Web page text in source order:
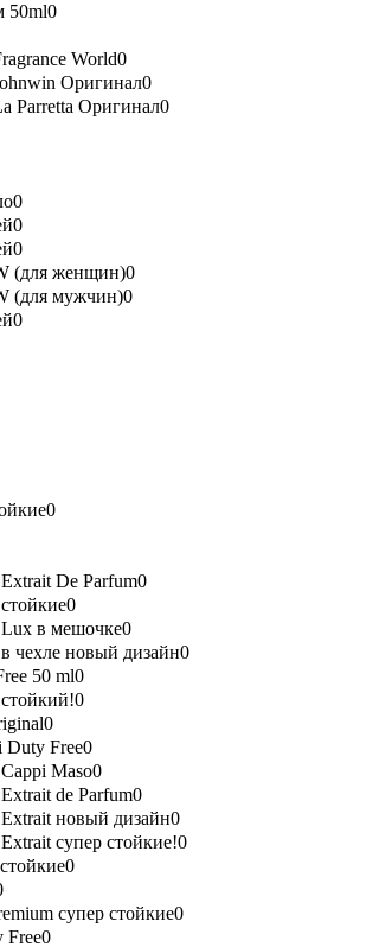
50ml0
World0
Оригинал0
Parretta Оригинал0
0
0
0
(для женщин)0
(для мужчин)0
0
0
De Parfum0
0
в мешочке0
чехле новый дизайн0
50 ml0
0
0
Duty Free0
Maso0
de Parfum0
новый дизайн0
супер стойкие!0
0
супер стойкие0
0